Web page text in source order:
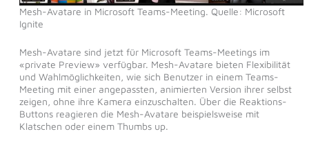
Mesh-Avatare in Microsoft Teams-Meeting. Quelle: Microsoft
Ignite
Mesh-Avatare sind jetzt für Microsoft Teams-Meetings im
«private Preview» verfügbar. Mesh-Avatare bieten Flexibilität
und Wahlmöglichkeiten, wie sich Benutzer in einem Teams-
Meeting mit einer angepassten, animierten Version ihrer selbst
zeigen, ohne ihre Kamera einzuschalten. Über die Reaktions-
Buttons reagieren die Mesh-Avatare beispielsweise mit
Klatschen oder einem Thumbs up.